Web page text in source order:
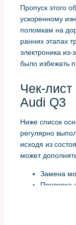
Пропуск этого
ускоренному
поломкам на
ранних этапах
электроника
было избежать
Audi Q3
Ниже список
регулярно
исходя из
может
Замена
Проверка